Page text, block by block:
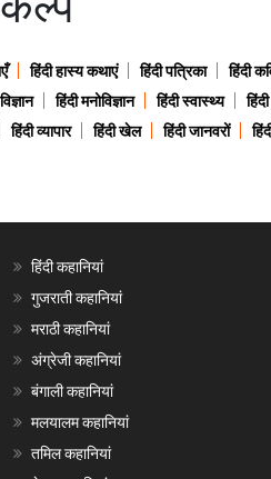
हिंदी हास्य कथाएं हिंदी पत्रिका हिंदी
हिंदी मनोविज्ञान हिंदी स्वास्थ्य
हिंदी व्यापार हिंदी खेल हिंदी जानवरों
हिंदी कहानियां
गुजराती कहानियां
मराठी कहानियां
अंग्रेजी कहानियां
बंगाली कहानियां
मलयालम कहानियां
तमिल कहानियां